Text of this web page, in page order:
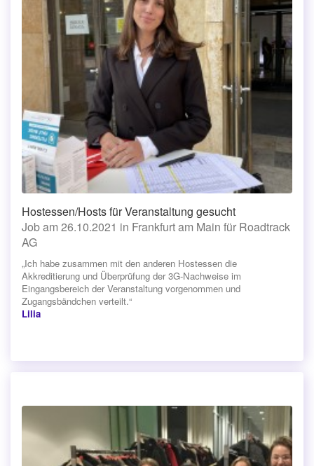
Hostessen/Hosts für Veranstaltung gesucht
Job am 26.10.2021 in Frankfurt am Main für Roadtrack
AG
„Ich habe zusammen mit den anderen Hostessen die
Akkreditierung und Überprüfung der 3G-Nachweise im
Eingangsbereich der Veranstaltung vorgenommen und
Zugangsbändchen verteilt.“
Lilia